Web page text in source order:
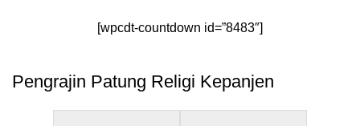
[wpcdt-countdown id=”8483″]
Pengrajin Patung Religi Kepanjen